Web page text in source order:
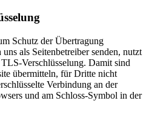
Schutz der Übertragung
als Seitenbetreiber senden, nutzt
Verschlüsselung. Damit sind
übermitteln, für Dritte nicht
Verbindung an der
und am Schloss-Symbol in der